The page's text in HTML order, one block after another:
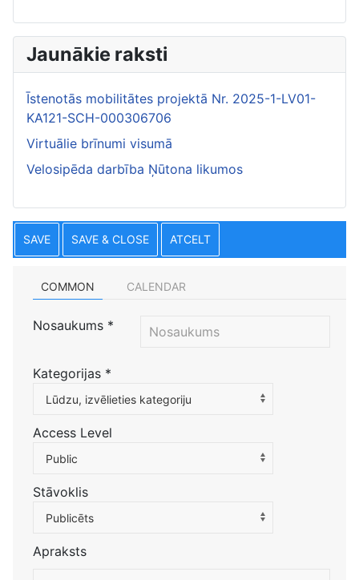
Jaunākie raksti
Īstenotās mobilitātes projektā Nr. 2025-1-LV01-
KA121-SCH-000306706
Virtuālie brīnumi visumā
Velosipēda darbība Ņūtona likumos
SAVE SAVE & CLOSE ATCELT
COMMON CALENDAR
Nosaukums *
Kategorijas *
Atlasiet kategoriju, lai filtrētu sarakstu
Lūdzu, izvēlieties kategoriju
Access Level
Public
Stāvoklis
Publicēts
Apraksts